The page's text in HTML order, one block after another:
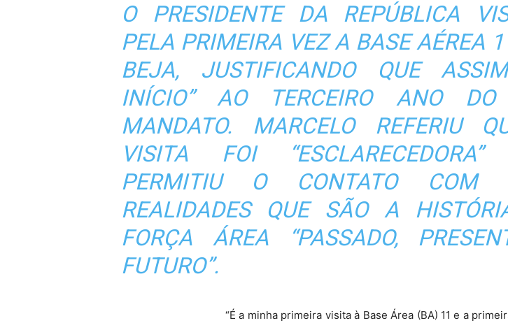
O PRESIDENTE DA REPÚBLICA
PELA PRIMEIRA VEZ A BASE AÉREA
BEJA, JUSTIFICANDO QUE
INÍCIO” AO TERCEIRO ANO DO
MANDATO. MARCELO REFERIU
VISITA FOI “ESCLARECEDORA”
PERMITIU O CONTATO COM
REALIDADES QUE SÃO A
FORÇA ÁREA “PASSADO,
FUTURO”.
“É a minha primeira visita à Base Área (BA) 11 e a